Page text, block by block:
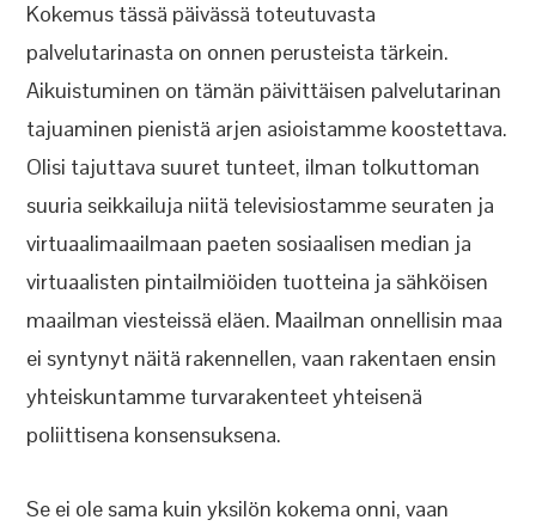
Kokemus tässä päivässä toteutuvasta
palvelutarinasta on onnen perusteista tärkein.
Aikuistuminen on tämän päivittäisen palvelutarinan
tajuaminen pienistä arjen asioistamme koostettava.
Olisi tajuttava suuret tunteet, ilman tolkuttoman
suuria seikkailuja niitä televisiostamme seuraten ja
virtuaalimaailmaan paeten sosiaalisen median ja
virtuaalisten pintailmiöiden tuotteina ja sähköisen
maailman viesteissä eläen. Maailman onnellisin maa
ei syntynyt näitä rakennellen, vaan rakentaen ensin
yhteiskuntamme turvarakenteet yhteisenä
poliittisena konsensuksena.
Se ei ole sama kuin yksilön kokema onni, vaan